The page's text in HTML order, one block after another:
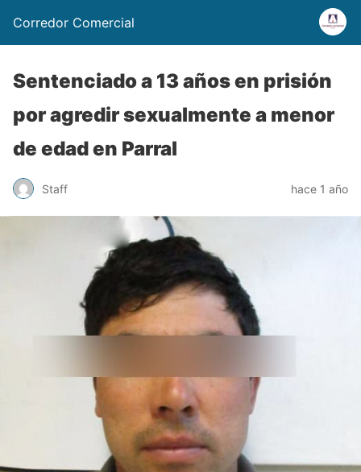
Corredor Comercial
Sentenciado a 13 años en prisión
por agredir sexualmente a menor
de edad en Parral
Staff hace 1 año